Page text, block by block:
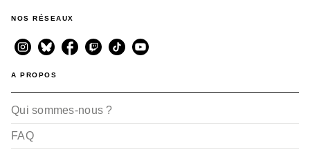
NOS RÉSEAUX
A PROPOS
Qui sommes-nous ?
FAQ